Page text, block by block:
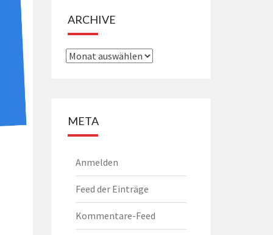
ARCHIVE
Archive
META
Anmelden
Feed der Einträge
Kommentare-Feed